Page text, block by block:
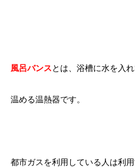
風呂バンスとは、浴槽に水を入
温める温熱器です。
都市ガスを利用している人は利